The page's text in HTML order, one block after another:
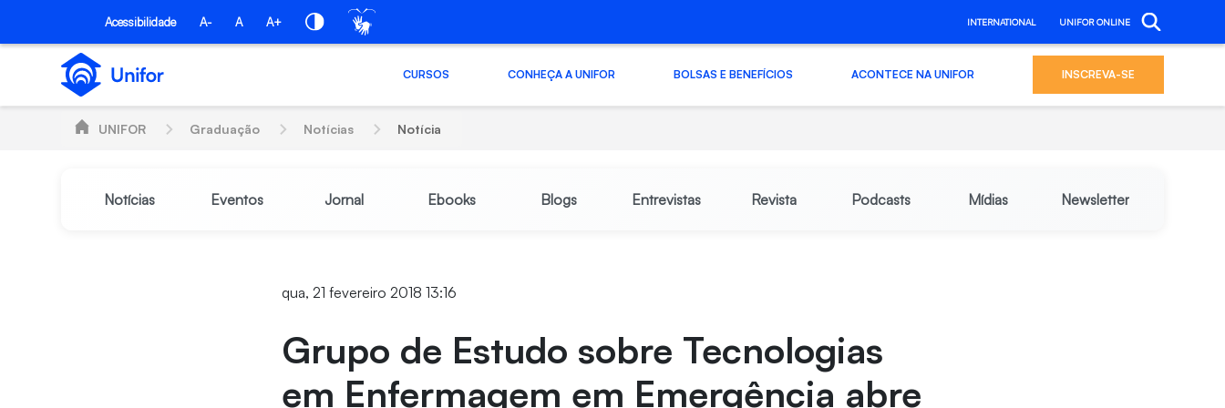
Pular para o Conteúdo principal
Acessibilidade A- A A+ INTERNATIONAL UNIFOR ONLINE
CURSOS CONHEÇA A UNIFOR BOLSAS E BENEFÍCIOS ACONTECE NA UNIFOR INSCREVA-SE
UNIFOR Graduação Notícias Notícia
Notícias Eventos Jornal Ebooks Blogs Entrevistas Revista Podcasts Mídias Newsletter
qua, 21 fevereiro 2018 13:16
Grupo de Estudo sobre Tecnologias
em Enfermagem em Emergência abre